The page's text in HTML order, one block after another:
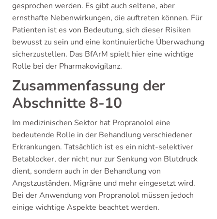
gesprochen werden. Es gibt auch seltene, aber
ernsthafte Nebenwirkungen, die auftreten können. Für
Patienten ist es von Bedeutung, sich dieser Risiken
bewusst zu sein und eine kontinuierliche Überwachung
sicherzustellen. Das BfArM spielt hier eine wichtige
Rolle bei der Pharmakovigilanz.
Zusammenfassung der
Abschnitte 8-10
Im medizinischen Sektor hat Propranolol eine
bedeutende Rolle in der Behandlung verschiedener
Erkrankungen. Tatsächlich ist es ein nicht-selektiver
Betablocker, der nicht nur zur Senkung von Blutdruck
dient, sondern auch in der Behandlung von
Angstzuständen, Migräne und mehr eingesetzt wird.
Bei der Anwendung von Propranolol müssen jedoch
einige wichtige Aspekte beachtet werden.